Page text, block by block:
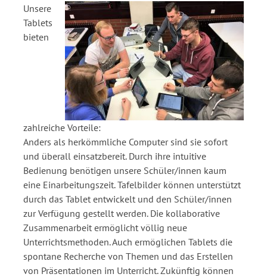
Unsere
Tablets
bieten
zahlreiche Vorteile:
Anders als herkömmliche Computer sind sie sofort
und überall einsatzbereit. Durch ihre intuitive
Bedienung benötigen unsere Schüler/innen kaum
eine Einarbeitungszeit. Tafelbilder können unterstützt
durch das Tablet entwickelt und den Schüler/innen
zur Verfügung gestellt werden. Die kollaborative
Zusammenarbeit ermöglicht völlig neue
Unterrichtsmethoden. Auch ermöglichen Tablets die
spontane Recherche von Themen und das Erstellen
von Präsentationen im Unterricht. Zukünftig können